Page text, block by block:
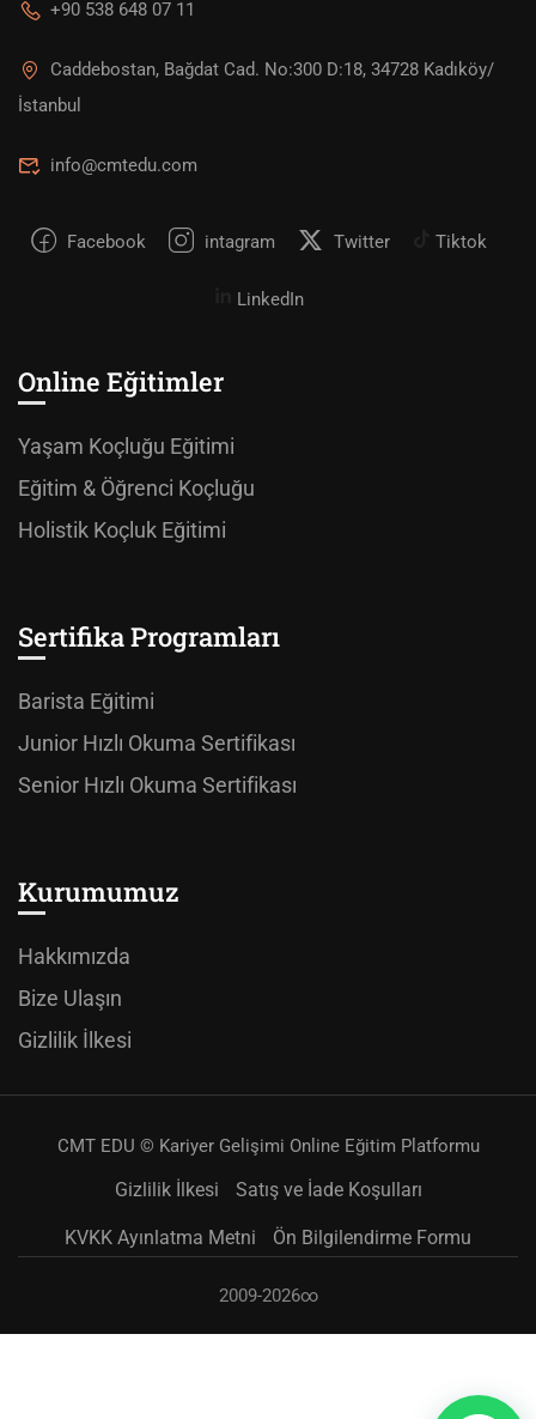
+90 538 648 07 11
Caddebostan, Bağdat Cad. No:300 D:18, 34728 Kadıköy/
İstanbul
info@cmtedu.com
Facebook intagram Twitter Tiktok
LinkedIn
Online Eğitimler
Yaşam Koçluğu Eğitimi
Eğitim & Öğrenci Koçluğu
Holistik Koçluk Eğitimi
Sertifika Programları
Barista Eğitimi
Junior Hızlı Okuma Sertifikası
Senior Hızlı Okuma Sertifikası
Kurumumuz
Hakkımızda
Bize Ulaşın
Gizlilik İlkesi
CMT EDU © Kariyer Gelişimi Online Eğitim Platformu
Gizlilik İlkesi Satış ve İade Koşulları
KVKK Ayınlatma Metni Ön Bilgilendirme Formu
2009-2026∞